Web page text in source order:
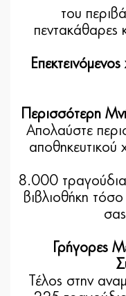
του
πεντακάθαρες
Περισσότερη
Απολαύστε
8.000 τραγούδια
βιβλιοθήκη
Γρήγορες
Τέλος στην